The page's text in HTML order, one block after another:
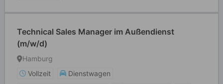
Technical Sales Manager im Außendienst
(m/w/d)
Hamburg
Vollzeit
Dienstwagen